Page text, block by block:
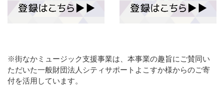
※街なかミュージック支援事業は、本事業の趣旨にご賛同い
ただいた一般財団法人シティサポートよこすか様からのご寄
付を活用しています。